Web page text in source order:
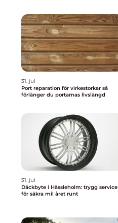
31. jul
Port reparation för virkestorkar så
förlänger du portarnas livslängd
31. jul
Däckbyte i Hässleholm: trygg service
för säkra mil året runt